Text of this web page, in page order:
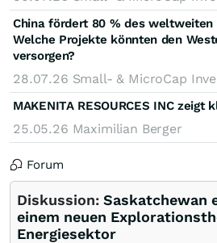
China fördert 80 % des weltweiten
Welche Projekte könnten den
versorgen?
28.07.26 Small- & MicroCap
MAKENITA RESOURCES INC zeigt
25.05.26 Maximilian Berger
Forum
Diskussion: Saskatchewan
einem neuen
Energiesektor